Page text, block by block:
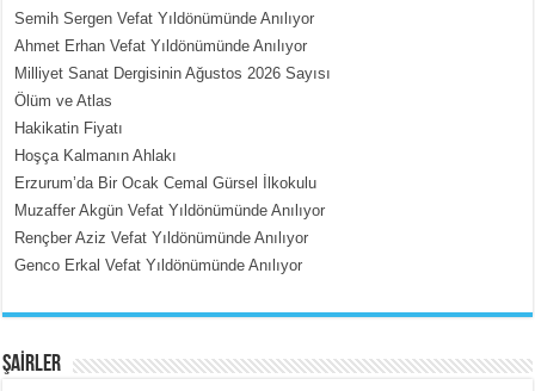
MEHMET ÇOBAN
İçerdeki Put Dışardaki Maskeler...
Semih Sergen Vefat Yıldönümünde Anılıyor
Ahmet Erhan Vefat Yıldönümünde Anılıyor
Milliyet Sanat Dergisinin Ağustos 2026 Sayısı
Ölüm ve Atlas
Hakikatin Fiyatı
Hoşça Kalmanın Ahlakı
Erzurum’da Bir Ocak Cemal Gürsel İlkokulu
Muzaffer Akgün Vefat Yıldönümünde Anılıyor
Rençber Aziz Vefat Yıldönümünde Anılıyor
Genco Erkal Vefat Yıldönümünde Anılıyor
ŞAİRLER